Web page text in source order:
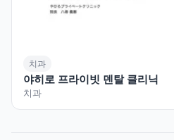
치과
야히로 프라이빗 덴탈 클리닉
치과